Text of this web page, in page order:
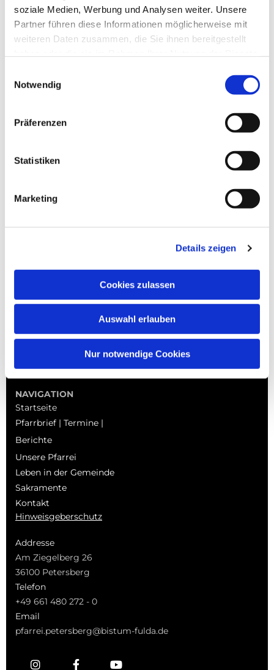
soziale Medien, Werbung und Analysen weiter. Unsere
Partner führen diese Informationen möglicherweise mit
weiteren Daten zusammen, die Sie ihnen bereitgestellt
Notwendig
Präferenzen
Statistiken
Marketing
Details zeigen
Cookies zulassen
Auswahl erlauben
Nur notwendige Cookies
Dies könnte Sie auch
interessieren
NAVIGATION
Startseite
Pfarrbrief | Termine |
Berichte
Unsere Pfarrei
Leben in der Gemeinde
Sakramente
Kontakt
Hinweisgeberschutz
Addresse
Am Ziegelberg 26
36100 Petersberg
Telefon
+49 661 480 272 - 0
Email
pfarrei.petersberg@bistum-fulda.de